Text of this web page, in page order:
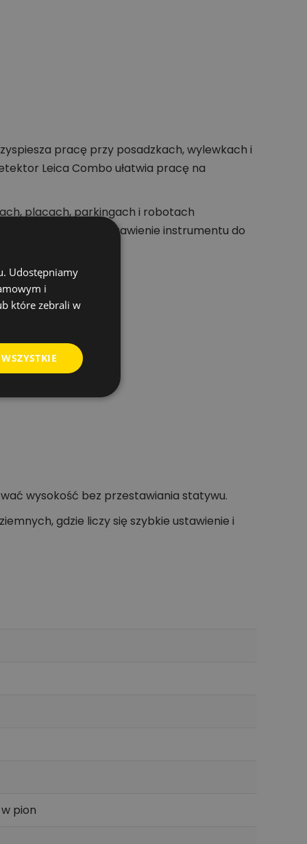
pracę przy posadzkach, wylewkach i
Leica Combo ułatwia pracę na
placach, parkingach i robotach
ułatwia szybkie ustawienie instrumentu do
wysokość bez przestawiania statywu.
gdzie liczy się szybkie ustawienie i
pion
Udostępniamy
i
które zebrali w